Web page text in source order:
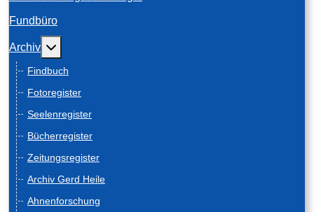
Fundbüro
Archiv Weitere Informationen: Archiv
Findbuch
Fotoregister
Seelenregister
Bücherregister
Zeitungsregister
Archiv Gerd Heile
Ahnenforschung